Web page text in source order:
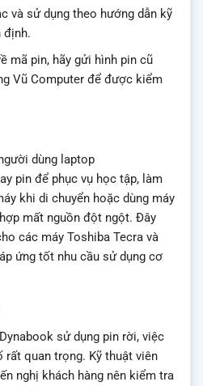
và sử dụng theo hướng dẫn kỹ
định.
mã pin, hãy gửi hình pin cũ
Vũ Computer để được kiểm
dùng laptop
pin để phục vụ học tập, làm
khi di chuyển hoặc dùng máy
mất nguồn đột ngột. Đây
các máy Toshiba Tecra và
ứng tốt nhu cầu sử dụng cơ
sử dụng pin rời, việc
rất quan trọng. Kỹ thuật viên
nghị khách hàng nên kiểm tra